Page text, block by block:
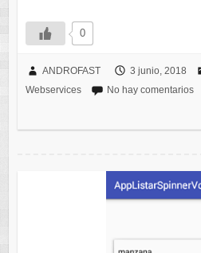
0
ANDROFAST 3 junio, 2018
Webservices
No hay comentarios